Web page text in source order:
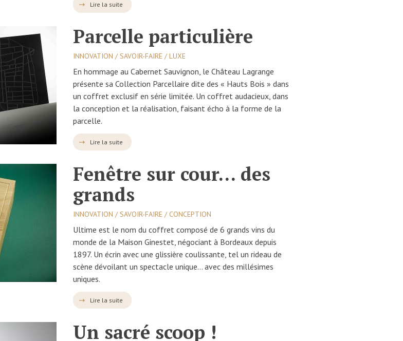
Lire la suite
Parcelle particulière
INNOVATION / SAVOIR-FAIRE / LUXE
En hommage au Cabernet Sauvignon, le Château Lagrange
présente sa Collection Parcellaire dite des « Hauts Bois » dans
un coffret exclusif en série limitée. Un coffret audacieux, dans
la conception et la réalisation, faisant écho à la forme de la
parcelle.
Lire la suite
Fenêtre sur cour… des
grands
INNOVATION / SAVOIR-FAIRE / CONCEPTION
Ultime est le nom du coffret composé de 6 grands vins du
monde de la Maison Ginestet, négociant à Bordeaux depuis
1897. Un écrin avec une glissière coulissante, tel un rideau de
scène dévoilant un spectacle unique… avec des millésimes
uniques.
Lire la suite
Un sacré scoop !